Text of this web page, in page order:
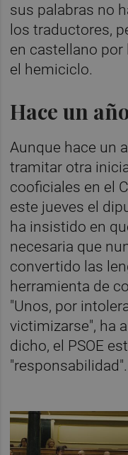
sus palabras no
los traductores,
en castellano
el hemiciclo.
Hace un
Aunque hace un
tramitar otra
cooficiales en el
este jueves el
ha insistido en
necesaria que
convertido las
herramienta de
"Unos, por
victimizarse", ha
dicho, el PSOE
"responsabilidad".